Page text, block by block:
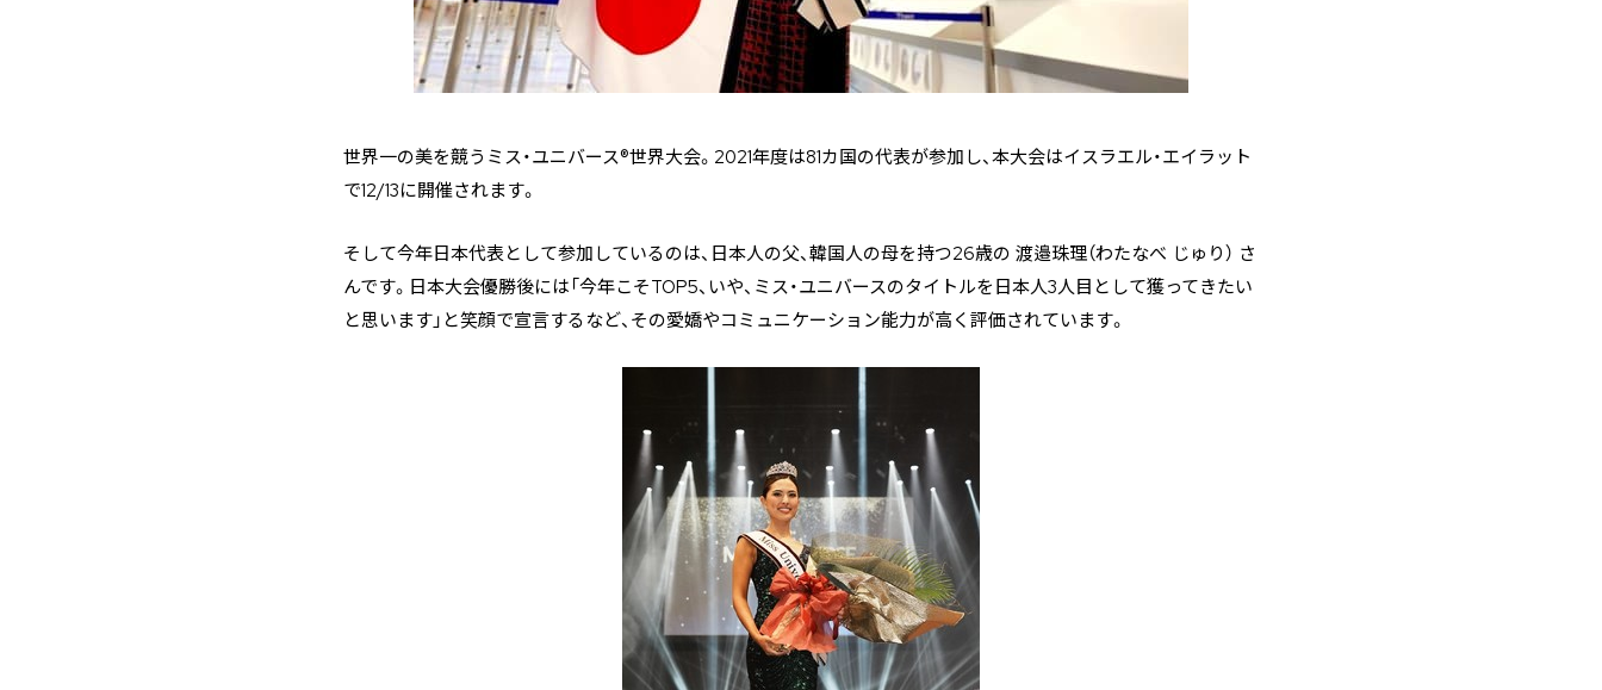
世界一の美を競うミス・ユニバース®世界大会。2021年度は81カ国の代表が参加し、本大会はイスラエル・エイラット
で12/13に開催されます。
そして今年日本代表として参加しているのは、日本人の父、韓国人の母を持つ26歳の 渡邉珠理（わたなべ じゅり） さ
んです。日本大会優勝後には「今年こそTOP5、いや、ミス・ユニバースのタイトルを日本人3人目として獲ってきたい
と思います」と笑顔で宣言するなど、その愛嬌やコミュニケーション能力が高く評価されています。